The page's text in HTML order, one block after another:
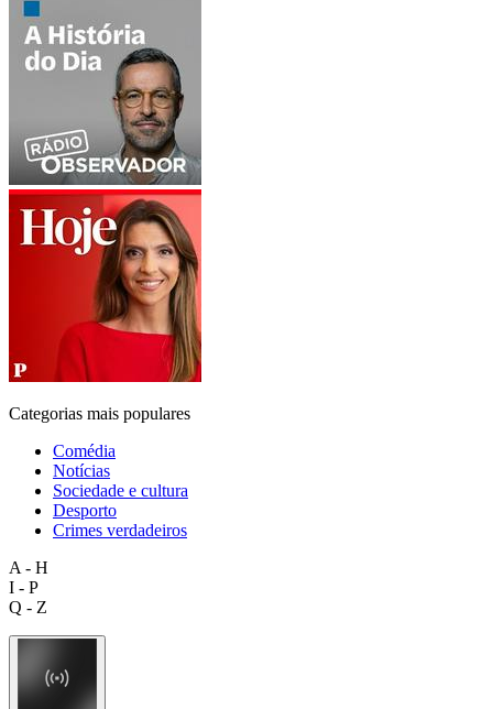
Categorias mais populares
Comédia
Notícias
Sociedade e cultura
Desporto
Crimes verdadeiros
A - H
I - P
Q - Z